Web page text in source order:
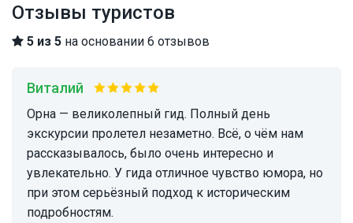
Отзывы туристов
5 из 5 на основании 6 отзывов
Виталий
Орна — великолепный гид. Полный день
экскурсии пролетел незаметно. Всё, о чём нам
рассказывалось, было очень интересно и
увлекательно. У гида отличное чувство юмора, но
при этом серьёзный подход к историческим
подробностям.